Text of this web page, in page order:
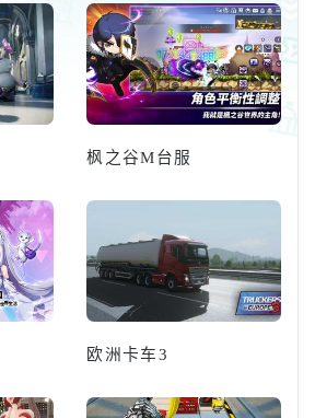
币，G币的作用就相当广泛新手推
荐的消费次序如下：签约教练&gt;
枫之谷M台服
欧洲卡车3